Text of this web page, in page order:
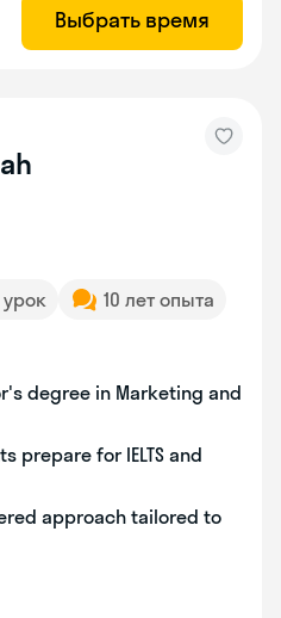
Выбрать время
урок
10 лет опыта
degree in Marketing and
prepare for IELTS and
approach tailored to